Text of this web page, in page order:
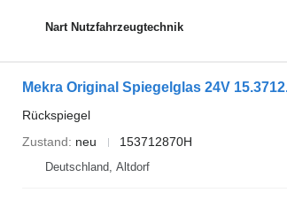
Nart Nutzfahrzeugtechnik
Mekra Original Spiegelglas 24V
Rückspiegel
Zustand
neu 153712870H
Deutschland, Altdorf